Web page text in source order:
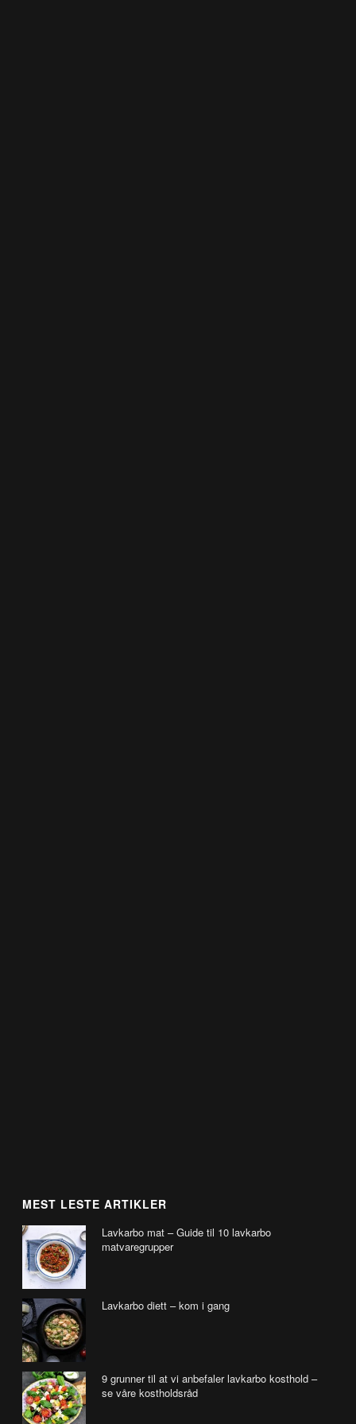
MEST LESTE ARTIKLER
Lavkarbo mat – Guide til 10 lavkarbo
matvaregrupper
Lavkarbo diett – kom i gang
9 grunner til at vi anbefaler lavkarbo kosthold –
se våre kostholdsråd